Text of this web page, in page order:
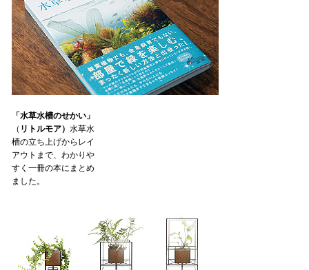
「水草水槽のせかい」
（ リトルモア） 水草水
槽の立ち上げからレイ
アウトまで、わかりや
すく一冊の本にまとめ
ました。